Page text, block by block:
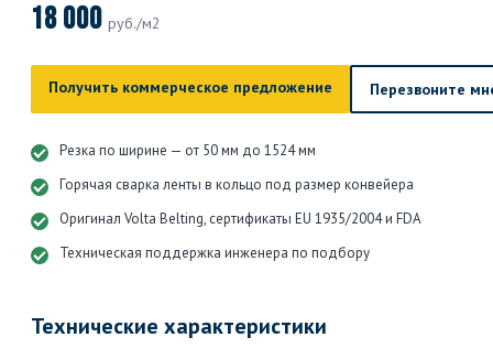
18 000 руб./м2
Получить коммерческое предложение Перезвоните
Резка по ширине — от 50 мм до 1524 мм
Горячая сварка ленты в кольцо под размер конвейера
Оригинал Volta Belting, сертификаты EU 1935/2004 и FDA
Техническая поддержка инженера по подбору
Технические характеристики